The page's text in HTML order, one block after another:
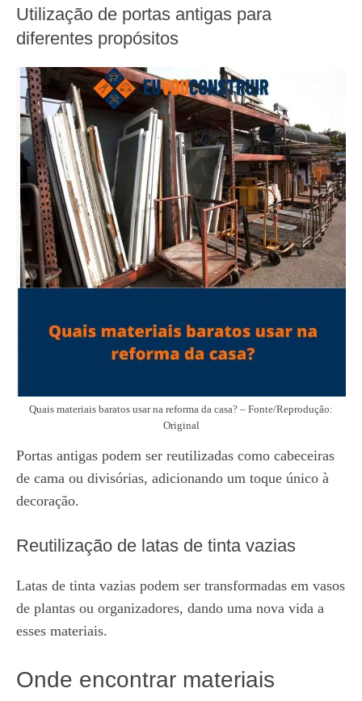
Utilização de portas antigas para
diferentes propósitos
Quais materiais baratos usar na reforma da casa? – Fonte/Reprodução:
Original
Portas antigas podem ser reutilizadas como cabeceiras
de cama ou divisórias, adicionando um toque único à
decoração.
Reutilização de latas de tinta vazias
Latas de tinta vazias podem ser transformadas em vasos
de plantas ou organizadores, dando uma nova vida a
esses materiais.
Onde encontrar materiais